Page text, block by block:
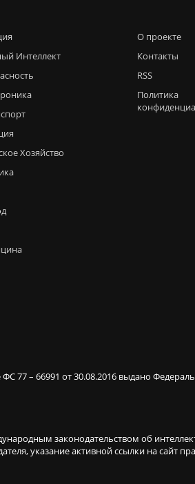
Интеллект
Хозяйство
О проекте
Контакты
RSS
Политика
77 – 66991 от 30.08.2016 выдано
законодательством об
указание активной ссылки на сайт